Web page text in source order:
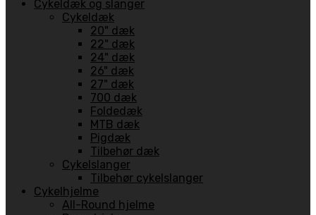
Cykeldæk og slanger
Cykeldæk
20" dæk
22" dæk
24" dæk
26" dæk
27" dæk
700 dæk
Foldedæk
MTB dæk
Pigdæk
Tilbehør dæk
Cykelslanger
Tilbehør cykelslanger
Cykelhjelme
All-Round hjelme